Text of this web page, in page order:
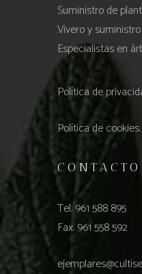
Suministro de
Vivero y
Especialistas en
Política de
Política de cookies.
CONTACTO
Tel. 961 588 895
Fax. 961 558 592